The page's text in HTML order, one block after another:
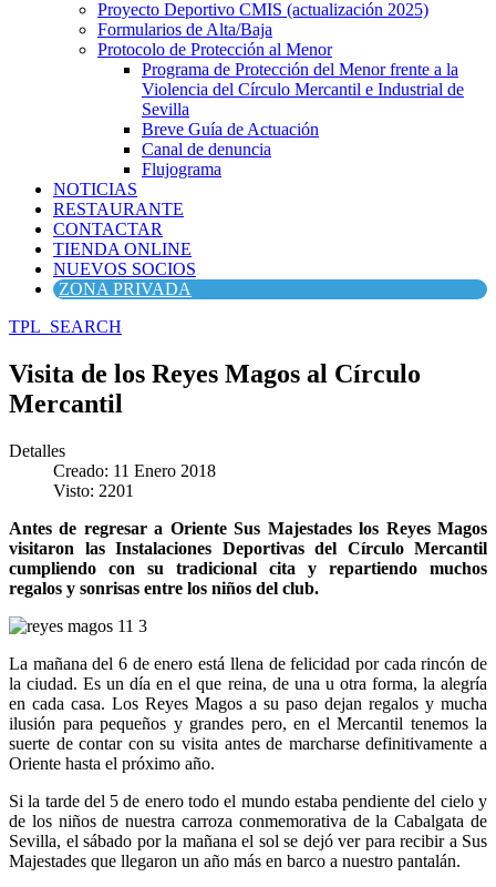
Proyecto Deportivo CMIS (actualización 2025)
Formularios de Alta/Baja
Protocolo de Protección al Menor
Programa de Protección del Menor frente a la
Violencia del Círculo Mercantil e Industrial de
Sevilla
Breve Guía de Actuación
Canal de denuncia
Flujograma
NOTICIAS
RESTAURANTE
CONTACTAR
TIENDA ONLINE
NUEVOS SOCIOS
ZONA PRIVADA
TPL_SEARCH
Visita de los Reyes Magos al Círculo
Mercantil
Detalles
Creado: 11 Enero 2018
Visto: 2201
Antes de regresar a Oriente Sus Majestades los Reyes Magos
visitaron las Instalaciones Deportivas del Círculo Mercantil
cumpliendo con su tradicional cita y repartiendo muchos
regalos y sonrisas entre los niños del club.
La mañana del 6 de enero está llena de felicidad por cada rincón de
la ciudad. Es un día en el que reina, de una u otra forma, la alegría
en cada casa. Los Reyes Magos a su paso dejan regalos y mucha
ilusión para pequeños y grandes pero, en el Mercantil tenemos la
suerte de contar con su visita antes de marcharse definitivamente a
Oriente hasta el próximo año.
Si la tarde del 5 de enero todo el mundo estaba pendiente del cielo y
de los niños de nuestra carroza conmemorativa de la Cabalgata de
Sevilla, el sábado por la mañana el sol se dejó ver para recibir a Sus
Majestades que llegaron un año más en barco a nuestro pantalán.